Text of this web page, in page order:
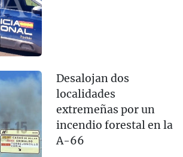
Desalojan dos
localidades
extremeñas por un
incendio forestal en la
A-66